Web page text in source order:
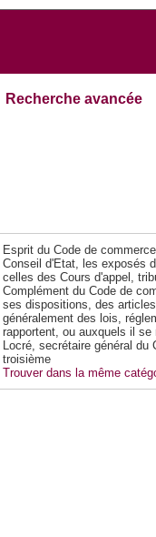
Recherche avancée
Esprit du Code de
Conseil d'Etat, les exposés
celles des Cours d'appel,
Complément du Code de
ses dispositions, des
généralement des lois,
rapportent, ou auxquels il
Locré, secrétaire général du
troisième
Trouver dans la même